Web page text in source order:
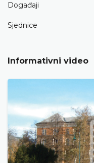
Događaji
Sjednice
Informativni video